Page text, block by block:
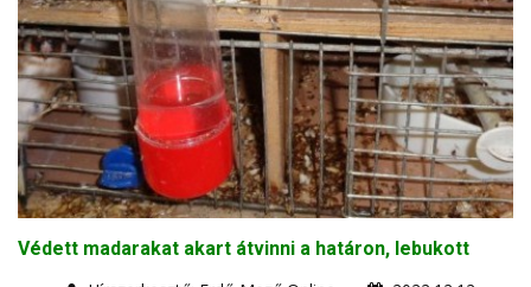
Védett madarakat akart átvinni a határon, lebukott